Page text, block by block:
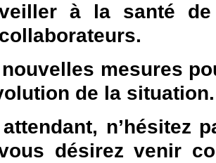
à la santé
collaborateurs.
nouvelles mesures
de la situation.
n’hésitez
désirez venir